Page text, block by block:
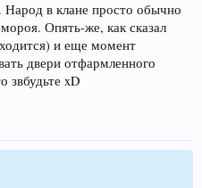
Народ в клане просто обычно
Опять-же, как сказал
и еще момент
двери отфармленного
звбудьте xD